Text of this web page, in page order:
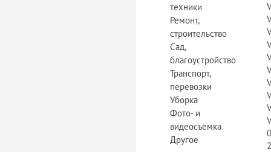
техники
Ремонт,
строительство
Сад,
благоустройство
Транспорт,
перевозки
Уборка
Фото- и
видеосъёмка
Другое